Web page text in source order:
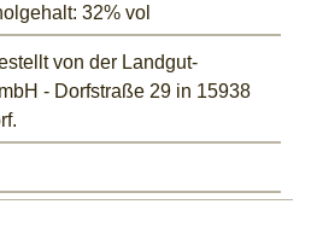
32% vol
von der Landgut-
- Dorfstraße 29 in 15938